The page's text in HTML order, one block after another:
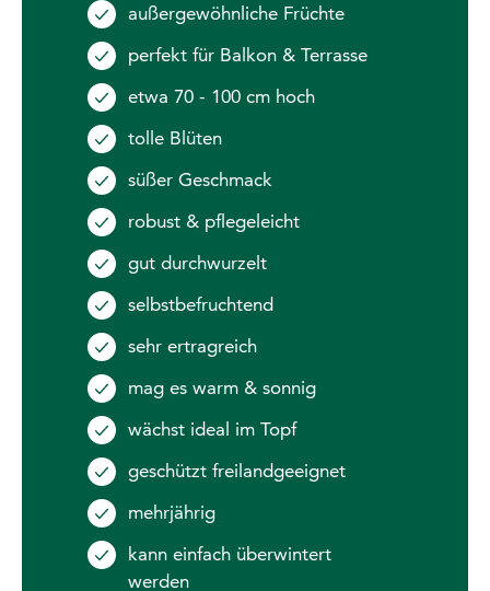
außergewöhnliche Früchte
perfekt für Balkon & Terrasse
etwa 70 - 100 cm hoch
tolle Blüten
süßer Geschmack
robust & pflegeleicht
gut durchwurzelt
selbstbefruchtend
sehr ertragreich
mag es warm & sonnig
wächst ideal im Topf
geschützt freilandgeeignet
mehrjährig
kann einfach überwintert
werden